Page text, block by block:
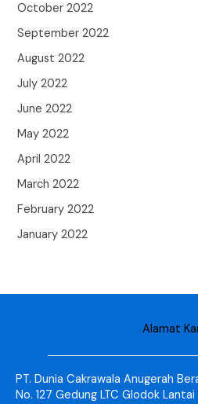
October 2022
September 2022
August 2022
July 2022
June 2022
May 2022
April 2022
March 2022
February 2022
January 2022
Alamat
PT. Dunia Cakrawala Anugerah
No. 127 Gedung LTC Glodok